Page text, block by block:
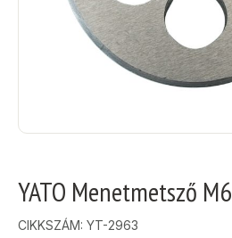
YATO Menetmetsző M6
CIKKSZÁM: YT-2963